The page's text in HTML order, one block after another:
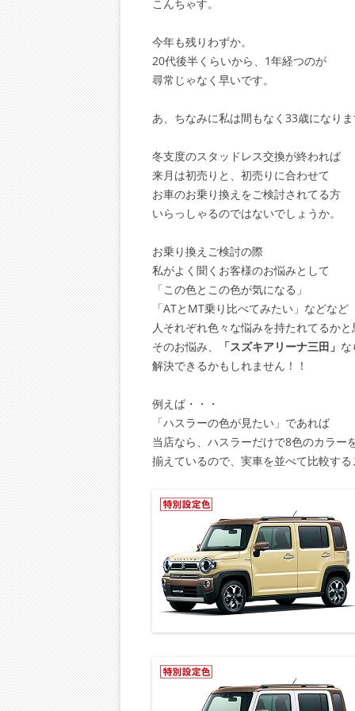
こんちゃす。
今年も残りわずか。
20代後半くらいから、1年経つのが
尋常じゃなく早いです。
あ、ちなみに私は間もなく33歳になりま
冬支度のスタッドレス交換が終われば
来月は初売りと、初売りに合わせて
お車のお乗り換えをご検討されてる方
いらっしゃるのではないでしょうか。
お乗り換えご検討の際
私がよく聞くお客様のお悩みとして
「この色とこの色が気になる」
「ATとMT乗り比べてみたい」などなど
人それぞれ色々な悩みを持たれてるか
そのお悩み、
「スズキアリーナ三田」 な
解決できるかもしれません！！
例えば・・・
「ハスラーの色が見たい」であれば
当店なら、ハスラーだけで8色のカラー
揃えているので、実車を並べて比較する